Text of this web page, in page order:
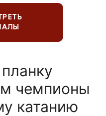
чемпионы
катанию